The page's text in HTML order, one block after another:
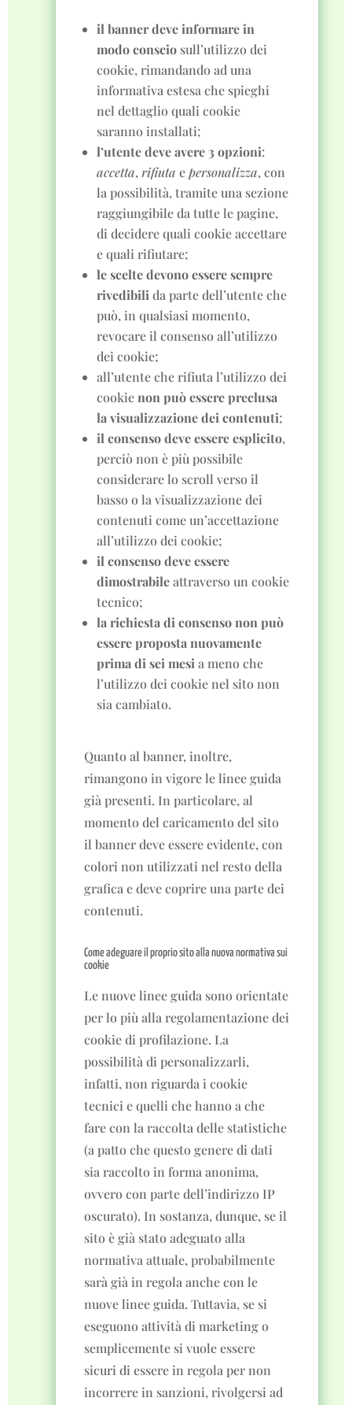
il banner deve informare in
modo conscio sull’utilizzo dei
cookie, rimandando ad una
informativa estesa che spieghi
nel dettaglio quali cookie
saranno installati;
l’utente deve avere 3 opzioni:
accetta,rifiuta epersonalizza, con
la possibilità, tramite una sezione
raggiungibile da tutte le pagine,
di decidere quali cookie accettare
e quali rifiutare;
le scelte devono essere sempre
rivedibili da parte dell’utente che
può, in qualsiasi momento,
revocare il consenso all’utilizzo
dei cookie;
all’utente che rifiuta l’utilizzo dei
cookienon può essere preclusa
la visualizzazione dei contenuti;
il consenso deve essere esplicito,
perciò non è più possibile
considerare lo scroll verso il
basso o la visualizzazione dei
contenuti come un’accettazione
all’utilizzo dei cookie;
il consenso deve essere
dimostrabileattraverso un cookie
tecnico;
la richiesta di consenso non può
essere proposta nuovamente
prima di sei mesi a meno che
l’utilizzo dei cookie nel sito non
sia cambiato.
Quanto al banner, inoltre,
rimangono in vigore le linee guida
già presenti. In particolare, al
momento del caricamento del sito
il banner deve essere evidente, con
colori non utilizzati nel resto della
grafica e deve coprire una parte dei
contenuti.
Come adeguare il proprio sito alla nuova normativa sui
cookie
Le nuove linee guida sono orientate
per lo più alla regolamentazione dei
cookie di profilazione. La
possibilità di personalizzarli,
infatti, non riguarda i cookie
tecnici e quelli che hanno a che
fare con la raccolta delle statistiche
(a patto che questo genere di dati
sia raccolto in forma anonima,
ovvero con parte dell’indirizzo IP
oscurato). In sostanza, dunque, se il
sito è già stato adeguato alla
normativa attuale, probabilmente
sarà già in regola anche con le
nuove linee guida. Tuttavia, se si
eseguono attività di marketing o
semplicemente si vuole essere
sicuri di essere in regola per non
incorrere in sanzioni, rivolgersi ad